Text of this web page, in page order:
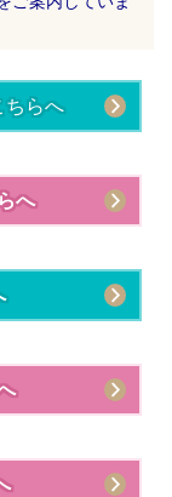
ちらへ
へ